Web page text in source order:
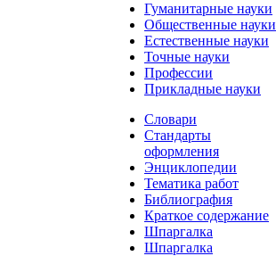
Гуманитарные науки
Общественные науки
Естественные науки
Точные науки
Профессии
Прикладные науки
Словари
Стандарты
оформления
Энциклопедии
Тематика работ
Библиография
Краткое содержание
Шпаргалка
Шпаргалка